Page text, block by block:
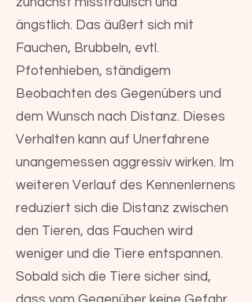
ängstlich. Das äußert sich mit
Fauchen, Brubbeln, evtl.
Pfotenhieben, ständigem
Beobachten des Gegenübers und
dem Wunsch nach Distanz. Dieses
Verhalten kann auf Unerfahrene
unangemessen aggressiv wirken. Im
weiteren Verlauf des Kennenlernens
reduziert sich die Distanz zwischen
den Tieren, das Fauchen wird
weniger und die Tiere entspannen.
Sobald sich die Tiere sicher sind,